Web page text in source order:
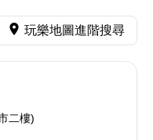
玩樂地圖進階搜尋
二樓)